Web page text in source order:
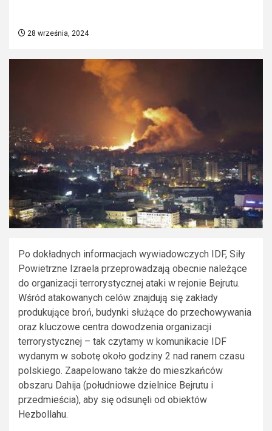
28 września, 2024
Po dokładnych informacjach wywiadowczych IDF, Siły
Powietrzne Izraela przeprowadzają obecnie należące
do organizacji terrorystycznej ataki w rejonie Bejrutu.
Wśród atakowanych celów znajdują się zakłady
produkujące broń, budynki służące do przechowywania
oraz kluczowe centra dowodzenia organizacji
terrorystycznej – tak czytamy w komunikacie IDF
wydanym w sobotę około godziny 2 nad ranem czasu
polskiego. Zaapelowano także do mieszkańców
obszaru Dahija (południowe dzielnice Bejrutu i
przedmieścia), aby się odsunęli od obiektów
Hezbollahu.